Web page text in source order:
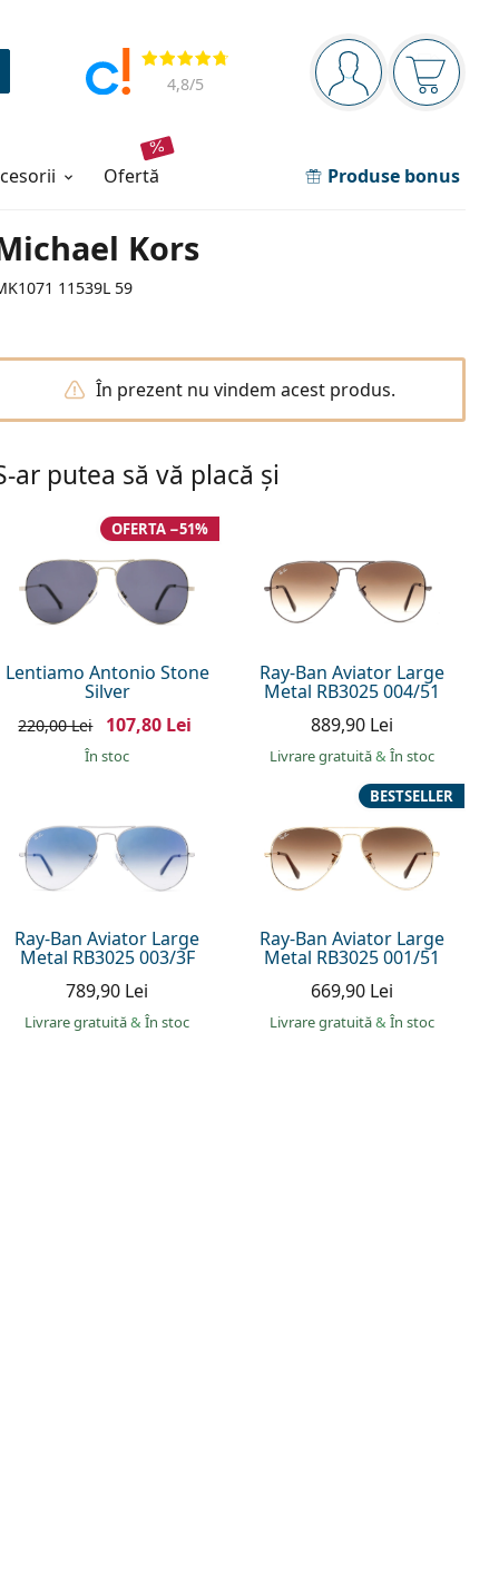
Panou de navigare
Sunteți logat
Coșul
Opinii
4,8/5
ofertă Produse bonus
Kors
11539L 59
În prezent nu vindem acest produs.
ar putea să vă placă și
Lentiamo Antonio Stone
Silver
OFERTA −51%
220,00 Lei 107,80 Lei
În stoc
Ray-Ban Aviator Large
Metal RB3025 004/51
889,90 Lei
Livrare gratuită& În stoc
Ray-Ban Aviator Large
Metal RB3025 003/3F
789,90 Lei
Livrare gratuită& În stoc
Ray-Ban Aviator Large
Metal RB3025 001/51
BESTSELLER
669,90 Lei
Livrare gratuită& În stoc